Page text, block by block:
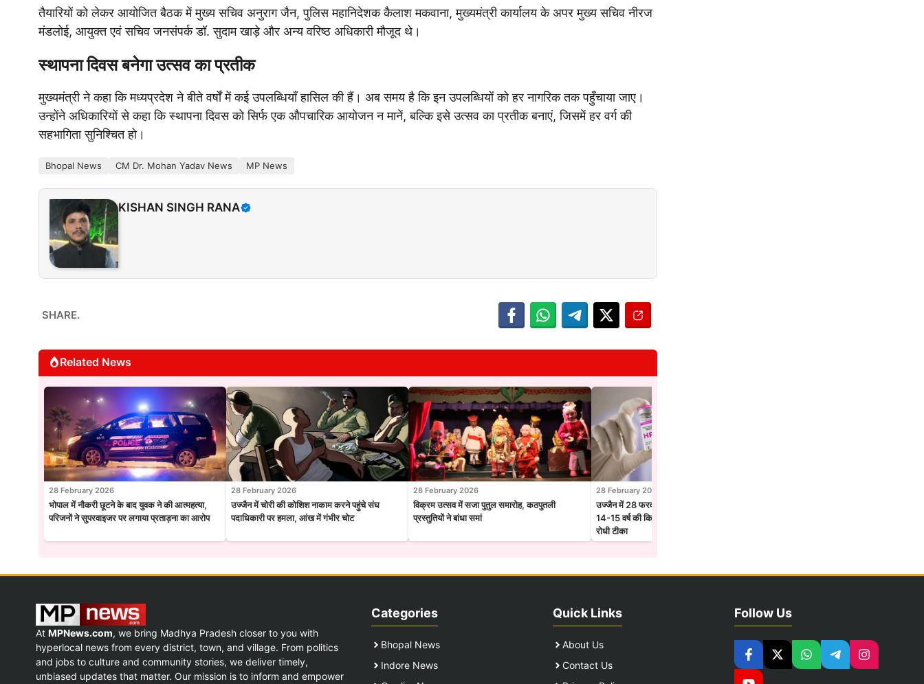
तैयारियों को लेकर आयोजित बैठक में मुख्य सचिव अनुराग जैन, पुलिस महानिदेशक कैलाश मकवाना, मुख्यमंत्री कार्यालय के अपर मुख्य सचिव नीरज
मंडलोई, आयुक्त एवं सचिव जनसंपर्क डॉ. सुदाम खाड़े और अन्य वरिष्ठ अधिकारी मौजूद थे।
स्थापना दिवस बनेगा उत्सव का प्रतीक
मुख्यमंत्री ने कहा कि मध्यप्रदेश ने बीते वर्षों में कई उपलब्धियाँ हासिल की हैं। अब समय है कि इन उपलब्धियों को हर नागरिक तक पहुँचाया जाए।
उन्होंने अधिकारियों से कहा कि स्थापना दिवस को सिर्फ एक औपचारिक आयोजन न मानें, बल्कि इसे उत्सव का प्रतीक बनाएं, जिसमें हर वर्ग की
सहभागिता सुनिश्चित हो।
Bhopal News CM Dr. Mohan Yadav News MP News
KISHAN SINGH RANA
SHARE.
Related News
28 February 2026
भोपाल में नौकरी छूटने के बाद युवक ने की आत्महत्या,
परिजनों ने सुपरवाइजर पर लगाया प्रताड़ना का आरोप
28 February 2026
उज्जैन में चोरी की कोशिश नाकाम करने पहुंचे संघ
पदाधिकारी पर हमला, आंख में गंभीर चोट
28 February 2026
विक्रम उत्सव में सजा पुतुल समारोह, कठपुतली
प्रस्तुतियों ने बांधा समां
28 February 2026
उज्जैन में 28 फरवरी से एचपीवी टीकाकरण अभियान,
14-15 वर्ष की किशोरियों को लगेगा सर्वाइकल कैंसर
रोधी टीका
At MPNews.com, we bring Madhya Pradesh closer to you with
hyperlocal news from every district, town, and village. From politics
and jobs to culture and community stories, we deliver timely,
unbiased updates that matter. Our mission is to inform and empower
Categories
Bhopal News
Indore News
Quick Links
About Us
Contact Us
Follow Us